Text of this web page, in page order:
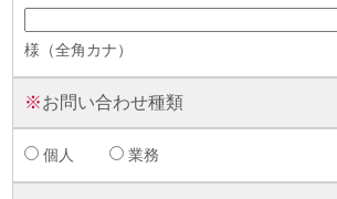
様（全角カナ）
※お問い合わせ種類
個人 業務